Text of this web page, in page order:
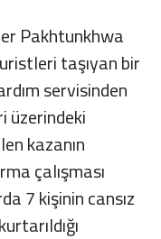
Pakhtunkhwa
taşıyan bir
servisinden
üzerindeki
kazanın
çalışması
7 kişinin cansız